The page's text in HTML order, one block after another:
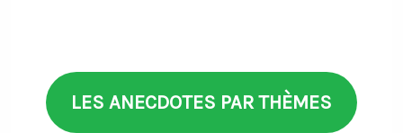
LES ANECDOTES PAR THÈMES